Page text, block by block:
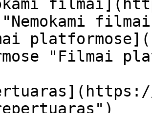
"Filmai